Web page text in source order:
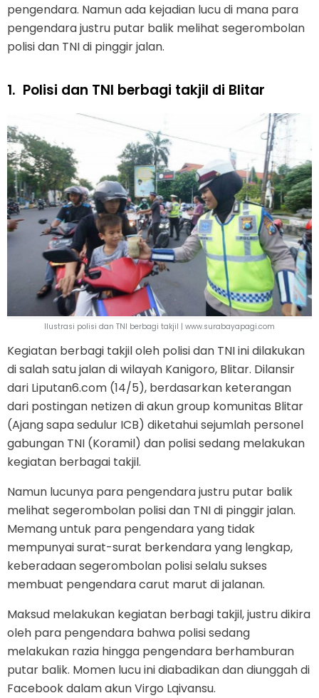
pengendara. Namun ada kejadian lucu di mana para
pengendara justru putar balik melihat segerombolan
polisi dan TNI di pinggir jalan.
1. Polisi dan TNI berbagi takjil di Blitar
Ilustrasi polisi dan TNI berbagi takjil | www.surabayapagi.com
Kegiatan berbagi takjil oleh polisi dan TNI ini dilakukan
di salah satu jalan di wilayah Kanigoro, Blitar. Dilansir
dari Liputan6.com (14/5), berdasarkan keterangan
dari postingan netizen di akun group komunitas Blitar
(Ajang sapa sedulur ICB) diketahui sejumlah personel
gabungan TNI (Koramil) dan polisi sedang melakukan
kegiatan berbagai takjil.
Namun lucunya para pengendara justru putar balik
melihat segerombolan polisi dan TNI di pinggir jalan.
Memang untuk para pengendara yang tidak
mempunyai surat-surat berkendara yang lengkap,
keberadaan segerombolan polisi selalu sukses
membuat pengendara carut marut di jalanan.
Maksud melakukan kegiatan berbagi takjil, justru dikira
oleh para pengendara bahwa polisi sedang
melakukan razia hingga pengendara berhamburan
putar balik. Momen lucu ini diabadikan dan diunggah di
Facebook dalam akun Virgo Lqivansu.